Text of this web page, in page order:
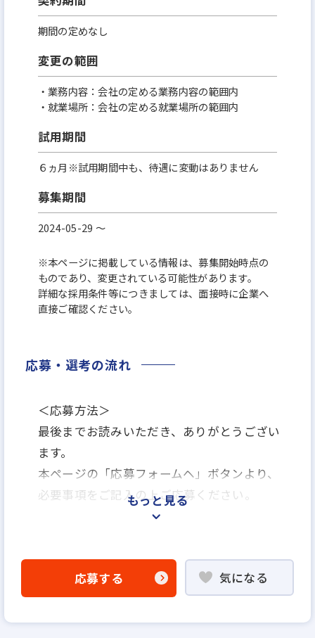
期間の定めなし
変更の範囲
・業務内容：会社の定める業務内容の範囲内
・就業場所：会社の定める就業場所の範囲内
試用期間
６ヵ月※試用期間中も、待遇に変動はありません
募集期間
2024-05-29 〜
※本ページに掲載している情報は、募集開始時点の
ものであり、変更されている可能性があります。
詳細な採用条件等につきましては、面接時に企業へ
直接ご確認ください。
応募・選考の流れ
＜応募方法＞
最後までお読みいただき、ありがとうござい
ます。
本ページの「応募フォームヘ」ボタンより、
必要事項をご記入の上ご応募ください。
「応募フォームへ」よりエントリー
書類選考
※選考の上、通過者には説明選考会にお越し
もっと見る
応募する 気になる